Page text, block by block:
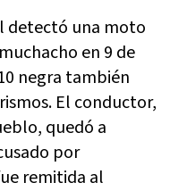
detectó una moto
en 9 de
negra también
El conductor,
quedó a
por
remitida al